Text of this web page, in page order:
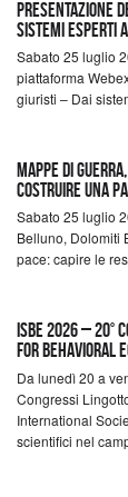
Presentazione
sistemi esperti
Sabato 25 luglio
piattaforma
giuristi – Dai
Mappe di
costruire una
Sabato 25 luglio
Belluno, Dolomiti
pace: capire le
ISBE 2026 –
for Behavioral
Da lunedì 20 a
Congressi
International
scientifici nel